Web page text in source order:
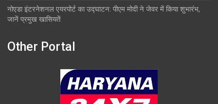
नोएडा इंटरनेशनल एयरपोर्ट का उद्घाटन: पीएम मोदी ने जेवर में किया शुभारंभ,
जानें प्रमुख खासियतें
Other Portal